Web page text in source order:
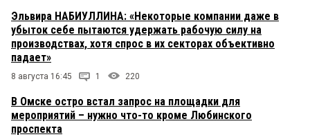
Эльвира НАБИУЛЛИНА: «Некоторые компании даже в
убыток себе пытаются удержать рабочую силу на
производствах, хотя спрос в их секторах объективно
падает»
8 августа 16:45 1 220
В Омске остро встал запрос на площадки для
мероприятий – нужно что-то кроме Любинского
проспекта